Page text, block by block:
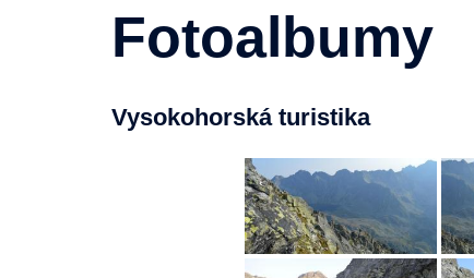
Fotoalbumy
Vysokohorská turistika